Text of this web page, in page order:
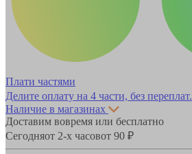
Плати частями
Делите оплату на 4 части, без переплат.
Наличие в магазинах
Доставим вовремя или бесплатно
Сегодняот 2-х часовот 90 ₽